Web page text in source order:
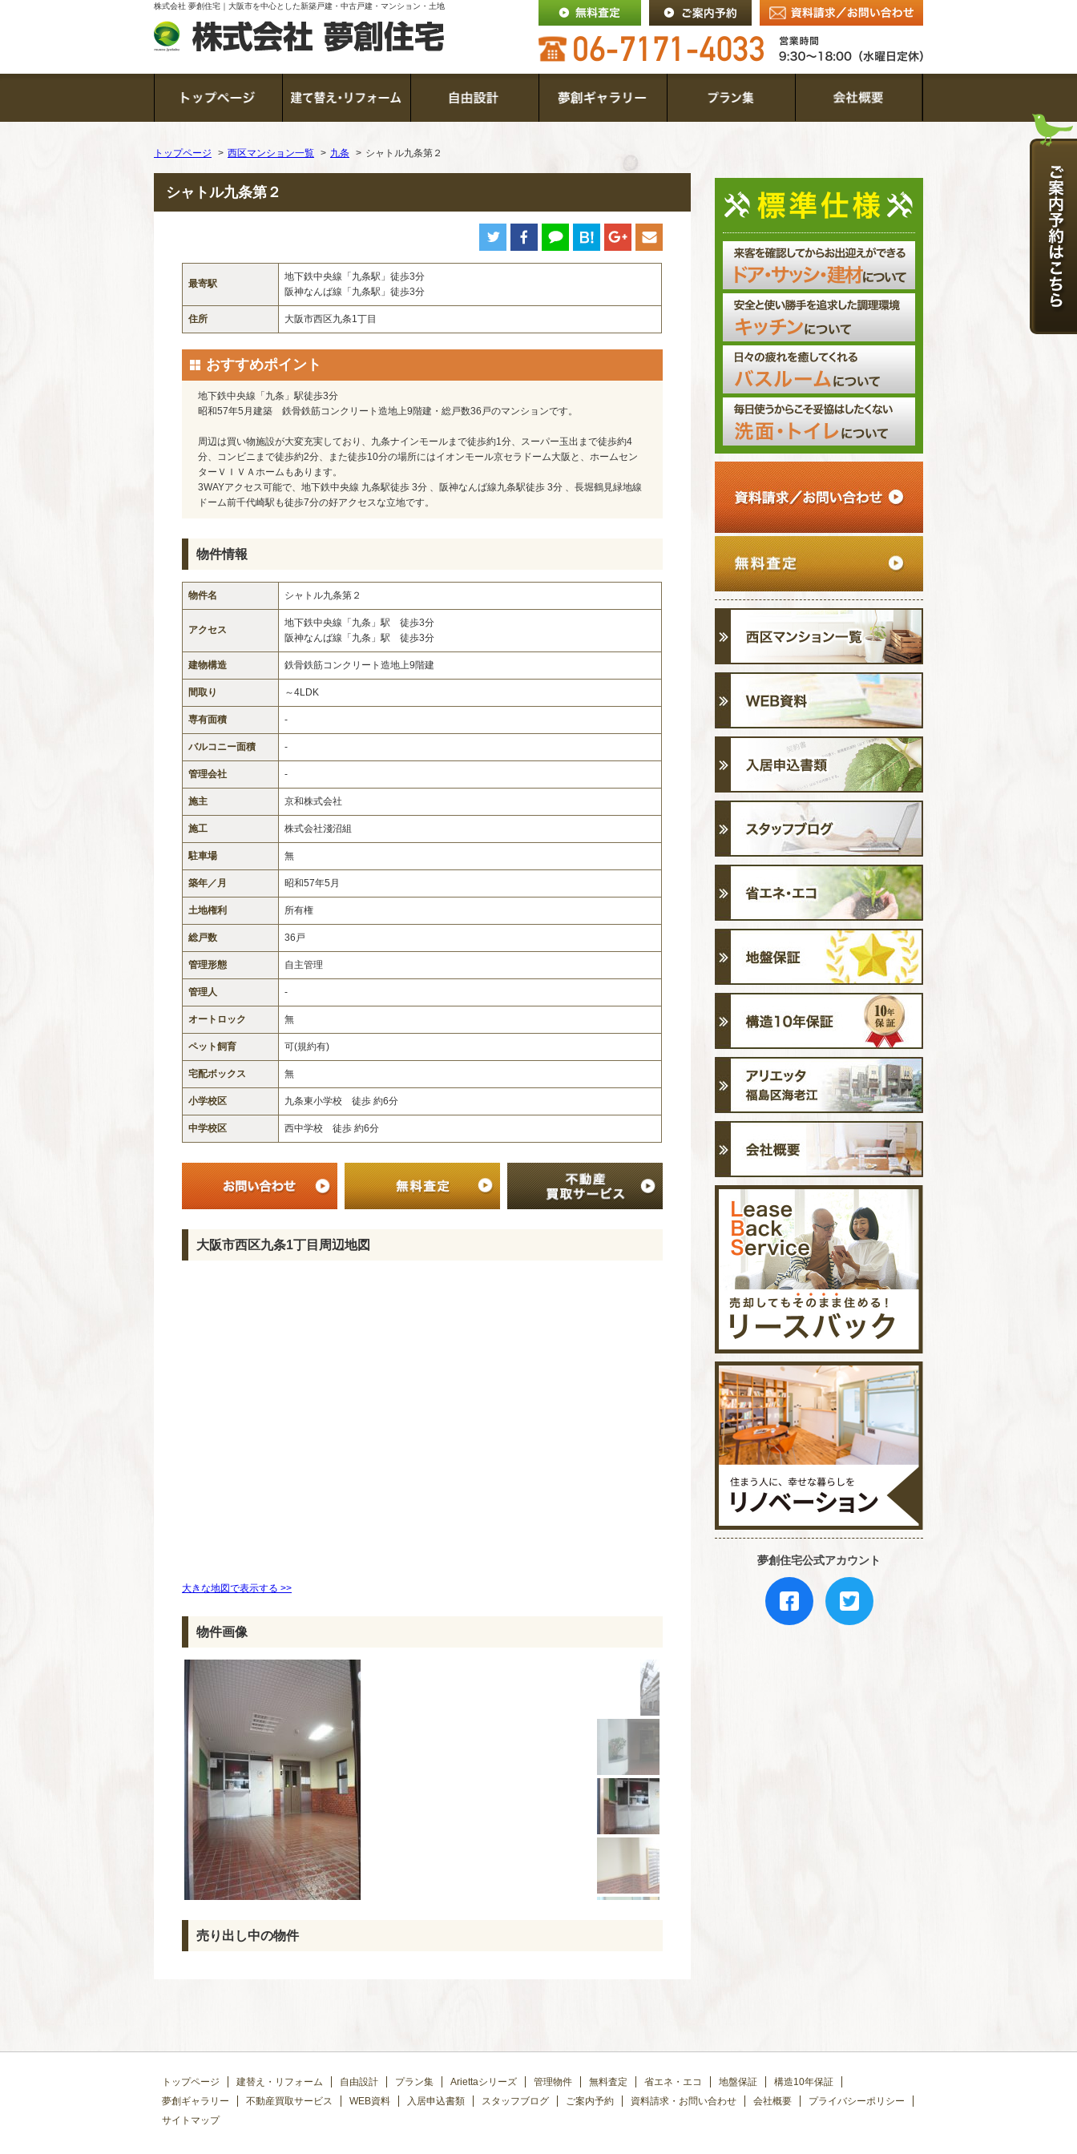
株式会社 夢創住宅｜大阪市を中心とした新築戸建・中古戸建・マンション・土地
トップページ 西区マンション一覧 九条 シャトル九条第２
シャトル九条第２
最寄駅
地下鉄中央線「九条駅」徒歩3分
阪神なんば線「九条駅」徒歩3分
住所 大阪市西区九条1丁目
おすすめポイント
地下鉄中央線「九条」駅徒歩3分
昭和57年5月建築 鉄骨鉄筋コンクリート造地上9階建・総戸数36戸のマンションです。
周辺は買い物施設が大変充実しており、九条ナインモールまで徒歩約1分、スーパー玉出まで徒歩約4
分、コンビニまで徒歩約2分、また徒歩10分の場所にはイオンモール京セラドーム大阪と、ホームセン
ターＶＩＶＡホームもあります。
3WAYアクセス可能で、地下鉄中央線 九条駅徒歩 3分 、阪神なんば線九条駅徒歩 3分 、長堀鶴見緑地線
ドーム前千代崎駅も徒歩7分の好アクセスな立地です。
物件情報
物件名 シャトル九条第２
アクセス
地下鉄中央線「九条」駅 徒歩3分
阪神なんば線「九条」駅 徒歩3分
建物構造 鉄骨鉄筋コンクリート造地上9階建
間取り ～4LDK
専有面積 -
バルコニー面積 -
管理会社 -
施主 京和株式会社
施工 株式会社淺沼組
駐車場 無
築年／月 昭和57年5月
土地権利 所有権
総戸数 36戸
管理形態 自主管理
管理人 -
オートロック 無
ペット飼育 可(規約有)
宅配ボックス 無
小学校区 九条東小学校 徒歩 約6分
中学校区 西中学校 徒歩 約6分
大阪市西区九条1丁目周辺地図
大きな地図で表示する >>
物件画像
売り出し中の物件
夢創住宅公式アカウント
トップページ 建替え・リフォーム 自由設計 プラン集 Ariettaシリーズ 管理物件 無料査定 省エネ・エコ 地盤保証
構造10年保証
夢創ギャラリー
不動産買取サービス WEB資料 入居申込書類 スタッフブログ ご案内予約 資料請求・お問い合わせ 会社概要
プライバシーポリシー
サイトマップ